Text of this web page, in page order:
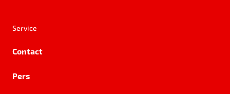
Service
Contact
Pers